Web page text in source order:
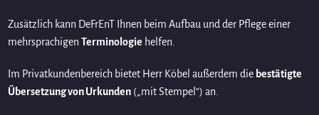
Zusätzlich kann DeFrEnT Ihnen beim Aufbau und der Pflege einer
mehrsprachigen Terminologie helfen.
Im Privatkundenbereich bietet Herr Köbel außerdem die bestätigte
Übersetzung von Urkunden(„mit Stempel“) an.